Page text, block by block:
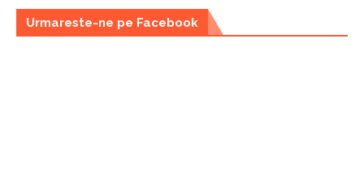
Urmareste-ne pe Facebook